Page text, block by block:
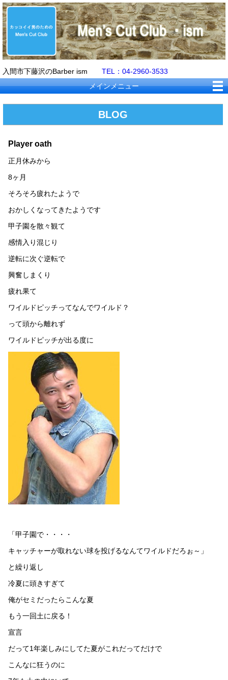
入間市下藤沢のBarber ism TEL：04-2960-3533
メインメニュー
BLOG
Player oath
正月休みから
8ヶ月
そろそろ疲れたようで
おかしくなってきたようです
甲子園を散々観て
感情入り混じり
逆転に次ぐ逆転で
興奮しまくり
疲れ果て
ワイルドピッチってなんでワイルド？
って頭から離れず
ワイルドピッチが出る度に
「甲子園で・・・・
キャッチャーが取れない球を投げるなんてワイルドだろぉ～」
と繰り返し
冷夏に頭きすぎて
俺がセミだったらこんな夏
もう一回土に戻る！
宣言
だって1年楽しみにしてた夏がこれだってだけで
こんなに狂うのに